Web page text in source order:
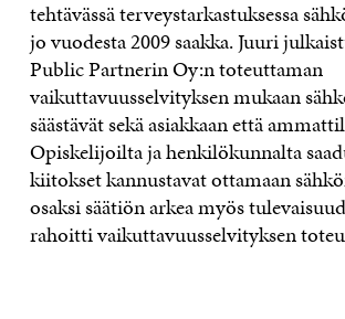
tehtävässä terveystarkastuksessa
jo vuodesta 2009 saakka. Juuri
Public Partnerin Oy:n toteuttaman
vaikuttavuusselvityksen mukaan
säästävät sekä asiakkaan että
Opiskelijoilta ja henkilökunnalta
kiitokset kannustavat ottamaan
osaksi säätiön arkea myös
rahoitti vaikuttavuusselvityksen